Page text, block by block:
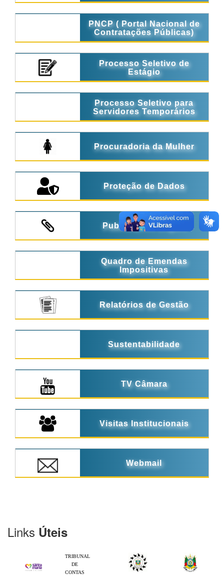
PNCP ( Portal Nacional de
Contratações Públicas)
Processo Seletivo de
Estágio
Processo Seletivo para
Servidores Temporários
Procuradoria da Mulher
Proteção de Dados
Publicações Legais
Quadro de Emendas
Impositivas
Relatórios de Gestão
Sustentabilidade
TV Câmara
Visitas Institucionais
Webmail
Links Úteis
TRIBUNAL
DE
CONTAS